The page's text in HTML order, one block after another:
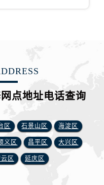
点地址电话查询
区 石景山区 海淀区
义区 昌平区 大兴区
区 延庆区